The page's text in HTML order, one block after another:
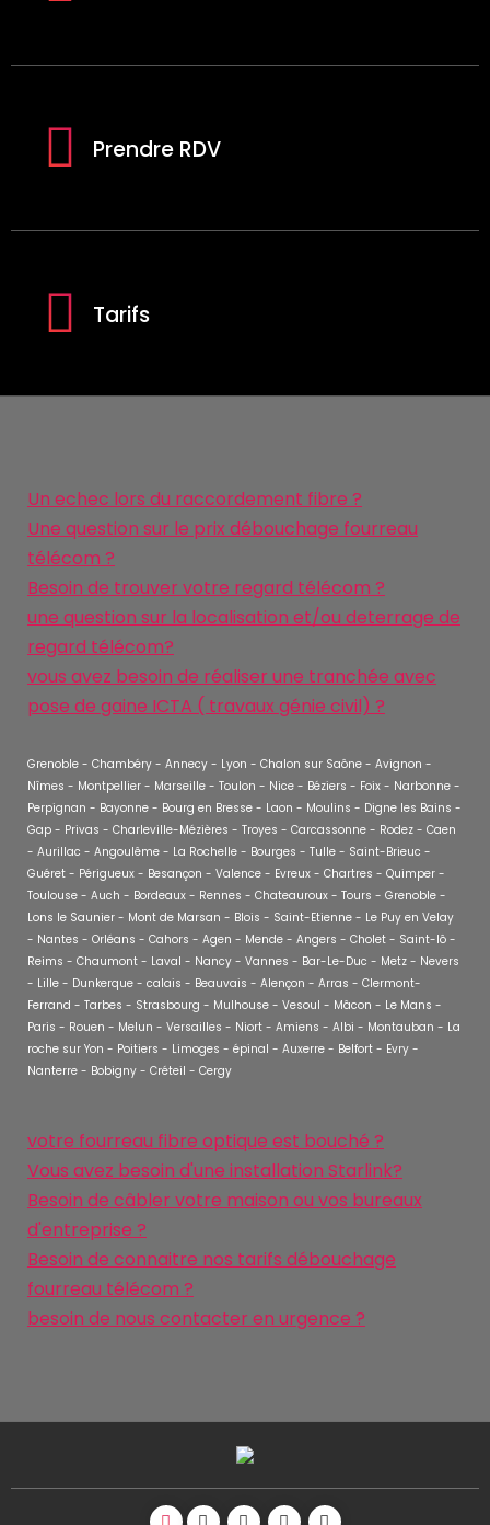
Prendre RDV
Tarifs
Un echec lors du raccordement fibre ?
Une question sur le prix débouchage fourreau
télécom ?
Besoin de trouver votre regard télécom ?
une question sur la localisation et/ou deterrage de
regard télécom?
vous avez besoin de réaliser une tranchée avec
pose de gaine ICTA ( travaux génie civil) ?
Grenoble - Chambéry - Annecy - Lyon - Chalon sur Saône - Avignon -
Nîmes - Montpellier - Marseille - Toulon - Nice - Béziers - Foix - Narbonne -
Perpignan - Bayonne - Bourg en Bresse - Laon - Moulins - Digne les Bains -
Gap - Privas - Charleville-Mézières - Troyes - Carcassonne - Rodez - Caen
- Aurillac - Angoulême - La Rochelle - Bourges - Tulle - Saint-Brieuc -
Guéret - Périgueux - Besançon - Valence - Evreux - Chartres - Quimper -
Toulouse - Auch - Bordeaux - Rennes - Chateauroux - Tours - Grenoble -
Lons le Saunier - Mont de Marsan - Blois - Saint-Etienne - Le Puy en Velay
- Nantes - Orléans - Cahors - Agen - Mende - Angers - Cholet - Saint-lô -
Reims - Chaumont - Laval - Nancy - Vannes - Bar-Le-Duc - Metz - Nevers
- Lille - Dunkerque - calais - Beauvais - Alençon - Arras - Clermont-
Ferrand - Tarbes - Strasbourg - Mulhouse - Vesoul - Mâcon - Le Mans -
Paris - Rouen - Melun - Versailles - Niort - Amiens - Albi - Montauban - La
roche sur Yon - Poitiers - Limoges - épinal - Auxerre - Belfort - Evry -
Nanterre - Bobigny - Créteil - Cergy
votre fourreau fibre optique est bouché ?
Vous avez besoin d'une installation Starlink?
Besoin de câbler votre maison ou vos bureaux
d'entreprise ?
Besoin de connaitre nos tarifs débouchage
fourreau télécom ?
besoin de nous contacter en urgence ?